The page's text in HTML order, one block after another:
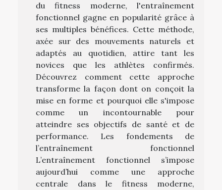
du fitness moderne, l'entraînement
fonctionnel gagne en popularité grâce à
ses multiples bénéfices. Cette méthode,
axée sur des mouvements naturels et
adaptés au quotidien, attire tant les
novices que les athlètes confirmés.
Découvrez comment cette approche
transforme la façon dont on conçoit la
mise en forme et pourquoi elle s'impose
comme un incontournable pour
atteindre ses objectifs de santé et de
performance. Les fondements de
l’entraînement fonctionnel
L’entraînement fonctionnel s’impose
aujourd’hui comme une approche
centrale dans le fitness moderne,